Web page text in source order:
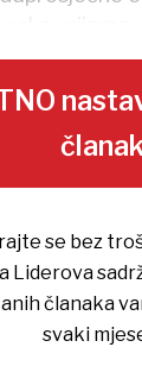
se bez
Liderova
članaka
svaki